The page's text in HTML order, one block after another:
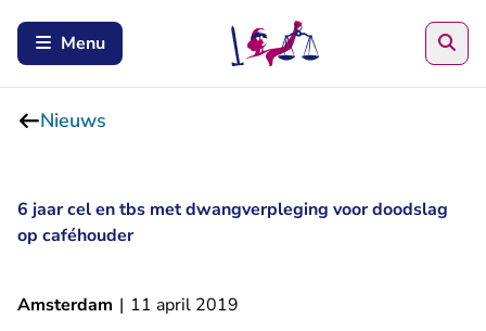
Menu
Nieuws
6 jaar cel en tbs met dwangverpleging voor doodslag
op caféhouder
Amsterdam | 11 april 2019